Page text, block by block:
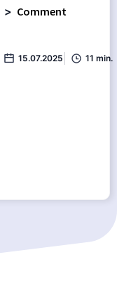
> Comment
15.07.2025 11 min.